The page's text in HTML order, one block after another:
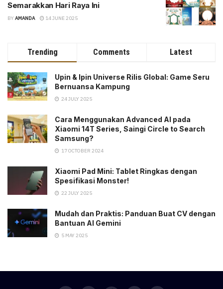
Semarakkan Hari Raya Ini
BY AMANDA 14 JUNE 2025
Trending Comments Latest
Upin & Ipin Universe Rilis Global: Game Seru
Bernuansa Kampung
24 JULY 2025
Cara Menggunakan Advanced AI pada
Xiaomi 14T Series, Saingi Circle to Search
Samsung?
17 OCTOBER 2024
Xiaomi Pad Mini: Tablet Ringkas dengan
Spesifikasi Monster!
22 JULY 2025
Mudah dan Praktis: Panduan Buat CV dengan
Bantuan AI Gemini
5 MAY 2025